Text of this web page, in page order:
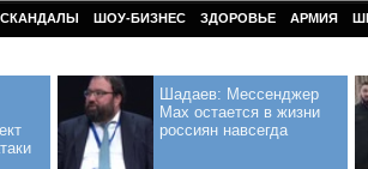
СКАНДАЛЫ ШОУ-БИЗНЕС ЗДОРОВЬЕ АРМИЯ
Шадаев: Мессенджер
Max остается в жизни
россиян навсегда